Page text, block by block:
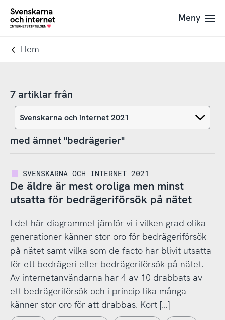
Till
navigation
Till
innehåll
To
Meny
Hem
7 artiklar från
med ämnet "bedrägerier"
SVENSKARNA OCH INTERNET 2021
De äldre är mest oroliga men minst
utsatta för bedrägeriförsök på nätet
I det här diagrammet jämför vi i vilken grad olika
generationer känner stor oro för bedrägeriförsök
på nätet samt vilka som de facto har blivit utsatta
för ett bedrägeri eller bedrägeriförsök på nätet.
Av internetanvändarna har 4 av 10 drabbats av
ett bedrägeriförsök och i princip lika många
känner stor oro för att drabbas. Kort […]